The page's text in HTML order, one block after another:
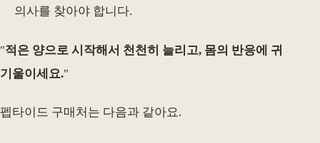
의사를 찾아야 합니다.
"적은 양으로 시작해서 천천히 늘리고, 몸의 반응에 귀
기울이세요."
펩타이드 구매처는 다음과 같아요.